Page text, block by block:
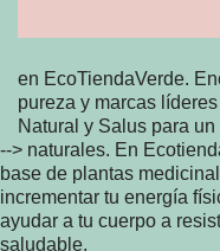
en EcoTiendaVerde.
pureza y marcas
Natural y Salus para
--> naturales. En
base de plantas
incrementar tu energía
ayudar a tu cuerpo a
saludable.